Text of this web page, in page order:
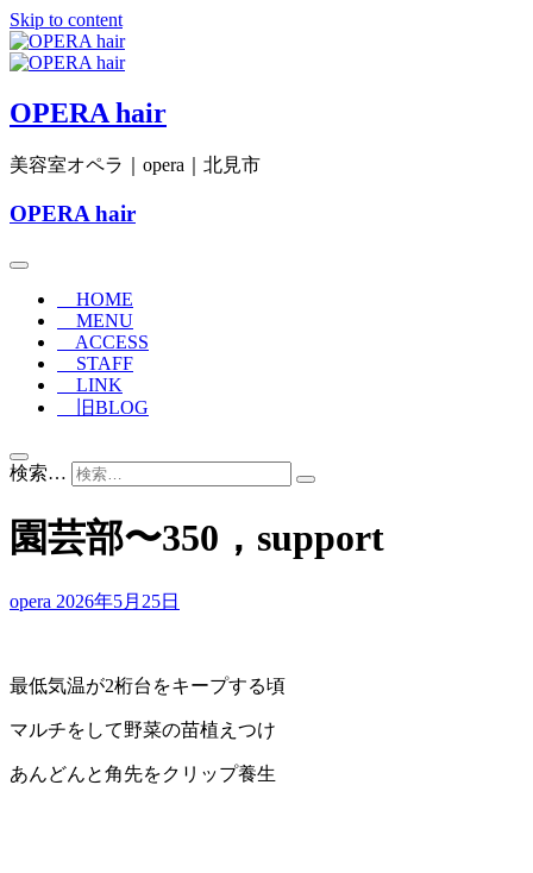
Skip to content
OPERA hair
美容室オペラ｜opera｜北見市
OPERA hair
HOME
MENU
ACCESS
STAFF
LINK
旧BLOG
検索…
園芸部〜350，support
opera 2026年5月25日
最低気温が2桁台をキープする頃
マルチをして野菜の苗植えつけ
あんどんと角先をクリップ養生